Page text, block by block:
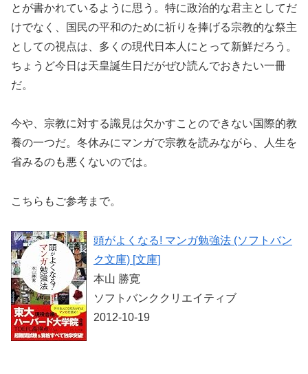
とが書かれているように思う。特に政治的な君主としてだ
けでなく、国民の平和のために祈りを捧げる宗教的な祭主
としての視点は、多くの現代日本人にとって新鮮だろう。
ちょうど今日は天皇誕生日だがぜひ読んでおきたい一冊
だ。
今や、宗教に対する識見は欠かすことのできない国際的教
養の一つだ。冬休みにマンガで宗教を読みながら、人生を
省みるのも悪くないのでは。
こちらもご参考まで。
頭がよくなる! マンガ勉強法 (ソフトバン
ク文庫) [文庫]
本山 勝寛
ソフトバンククリエイティブ
2012-10-19